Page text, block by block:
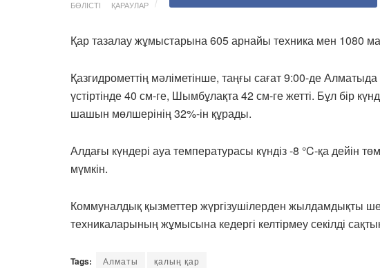
БӨЛІСТІ ҚАРАУЛАР
Қар тазалау жұмыстарына 605 арнайы техника мен 1080
Қазгидрометтің мәліметінше, таңғы сағат 9:00-де
үстіртінде 40 см-ге, Шымбұлақта 42 см-ге жетті. Бұл бір
шашын мөлшерінің 32%-ін құрады.
Алдағы күндері ауа температурасы күндіз -8 °C-қа дейін
мүмкін.
Коммуналдық қызметтер жүргізушілерден жылдамдықты
техникаларының жұмысына кедергі келтірмеу секілді
Tags: Алматы қалың қар